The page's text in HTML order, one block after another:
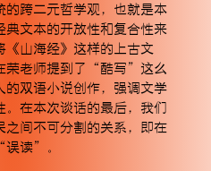
的跨二元哲学观，也就是本
典文本的开放性和复合性来
《山海经》这样的上古文
荣老师提到了“酷写”这么
的双语小说创作，强调文学
在本次谈话的最后，我们
之间不可分割的关系，即在
读”。